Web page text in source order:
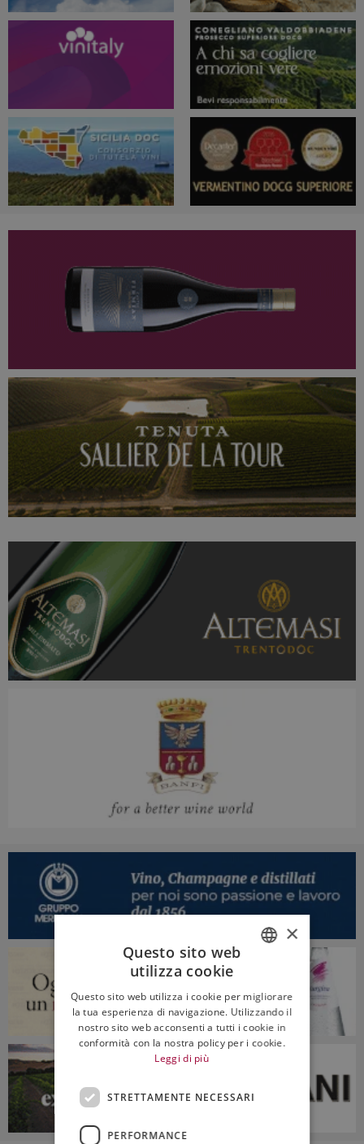
ENGLISH
×
Questo sito web
utilizza cookie
Questo sito web utilizza i cookie per migliorare
la tua esperienza di navigazione. Utilizzando il
nostro sito web acconsenti a tutti i cookie in
conformità con la nostra policy per i cookie.
Leggi di più
STRETTAMENTE NECESSARI
PERFORMANCE